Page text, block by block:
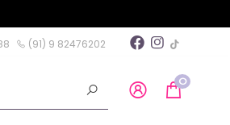
(91) 9 82476202
0